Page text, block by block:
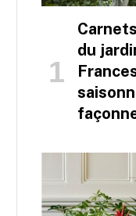
du